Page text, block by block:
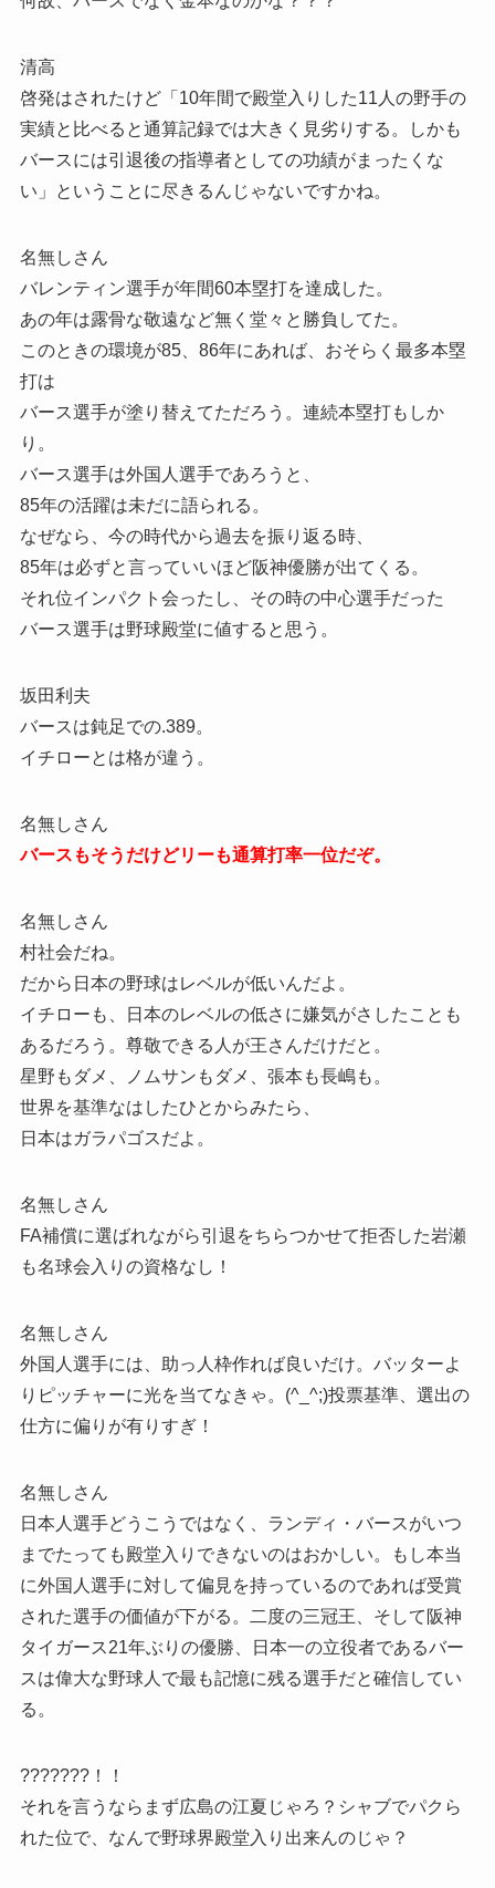
清高
啓発はされたけど「10年間で殿堂入りした11人の野手の
実績と比べると通算記録では大きく見劣りする。しかも
バースには引退後の指導者としての功績がまったくな
い」ということに尽きるんじゃないですかね。
名無しさん
バレンティン選手が年間60本塁打を達成した。
あの年は露骨な敬遠など無く堂々と勝負してた。
このときの環境が85、86年にあれば、おそらく最多本塁
打は
バース選手が塗り替えてただろう。連続本塁打もしか
り。
バース選手は外国人選手であろうと、
85年の活躍は未だに語られる。
なぜなら、今の時代から過去を振り返る時、
85年は必ずと言っていいほど阪神優勝が出てくる。
それ位インパクト会ったし、その時の中心選手だった
バース選手は野球殿堂に値すると思う。
坂田利夫
バースは鈍足での.389。
イチローとは格が違う。
名無しさん
バースもそうだけどリーも通算打率一位だぞ。
名無しさん
村社会だね。
だから日本の野球はレベルが低いんだよ。
イチローも、日本のレベルの低さに嫌気がさしたことも
あるだろう。尊敬できる人が王さんだけだと。
星野もダメ、ノムサンもダメ、張本も長嶋も。
世界を基準なはしたひとからみたら、
日本はガラパゴスだよ。
名無しさん
FA補償に選ばれながら引退をちらつかせて拒否した岩瀬
も名球会入りの資格なし！
名無しさん
外国人選手には、助っ人枠作れば良いだけ。バッターよ
りピッチャーに光を当てなきゃ。(^_^;)投票基準、選出の
仕方に偏りが有りすぎ！
名無しさん
日本人選手どうこうではなく、ランディ・バースがいつ
までたっても殿堂入りできないのはおかしい。もし本当
に外国人選手に対して偏見を持っているのであれば受賞
された選手の価値が下がる。二度の三冠王、そして阪神
タイガース21年ぶりの優勝、日本一の立役者であるバー
スは偉大な野球人で最も記憶に残る選手だと確信してい
る。
???????！！
それを言うならまず広島の江夏じゃろ？シャブでパクら
れた位で、なんで野球界殿堂入り出来んのじゃ？